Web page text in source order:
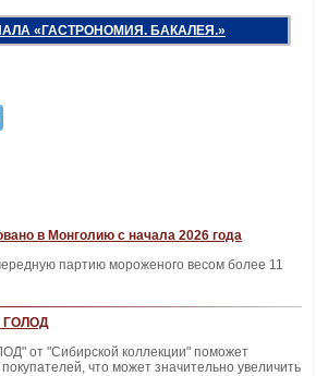
«ГАСТРОНОМИЯ. БАКАЛЕЯ.»
в Монголию с начала 2026 года
партию мороженого весом более 11
ГОЛОД
от "Сибирской коллекции" поможет
что может значительно увеличить